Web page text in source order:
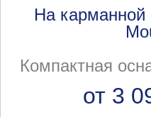
На карманной
Компактная
от 3